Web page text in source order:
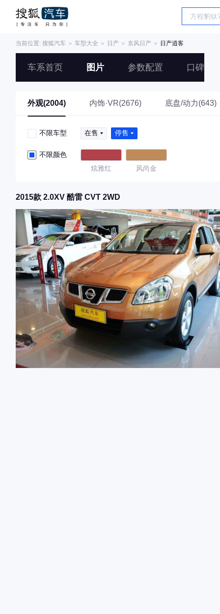
当前位置: 搜狐汽车 ＞ 车型大全 ＞ 日产 ＞ 东风日产 ＞ 日产逍客
车系首页 图片 参数配置 口碑
外观(2004) 内饰·VR(2676) 底盘/动力(643)
不限车型 在售 停售
不限颜色
炫雅红
风尚金
2015款 2.0XV 酷雷 CVT 2WD